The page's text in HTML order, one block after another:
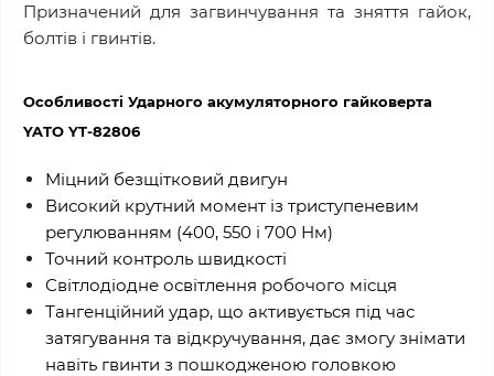
Призначений для загвинчування та зняття гайок,
болтів і гвинтів.
Особливості Ударного акумуляторного гайковерта
YATO YT-82806
Міцний безщітковий двигун
Високий крутний момент із триступеневим
регулюванням (400, 550 і 700 Нм)
Точний контроль швидкості
Світлодіодне освітлення робочого місця
Тангенційний удар, що активується під час
затягування та відкручування, дає змогу знімати
навіть гвинти з пошкодженою головкою